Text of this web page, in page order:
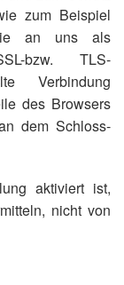
zum Beispiel
an uns als
bzw. TLS-
Verbindung
des Browsers
dem Schloss-
aktiviert ist,
nicht von